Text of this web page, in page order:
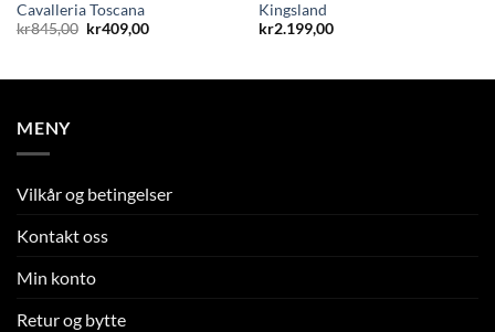
Cavalleria Toscana
kr845,00 Opprinnelig
kr409,00Nåværende
Kingsland
kr2.199,00
MENY
Vilkår og betingelser
Kontakt oss
Min konto
Retur og bytte